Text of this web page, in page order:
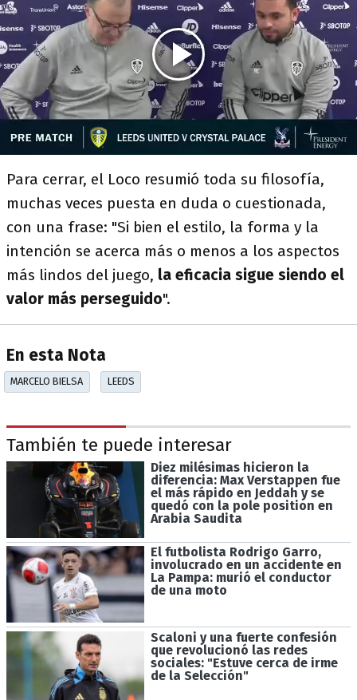
Para cerrar, el Loco resumió toda su filosofía,
muchas veces puesta en duda o cuestionada,
con una frase: "Si bien el estilo, la forma y la
intención se acerca más o menos a los aspectos
más lindos del juego, la eficacia sigue siendo el
valor más perseguido".
En esta Nota
MARCELO BIELSA LEEDS
También te puede interesar
Diez milésimas hicieron la
diferencia: Max Verstappen fue
el más rápido en Jeddah y se
quedó con la pole position en
Arabia Saudita
El futbolista Rodrigo Garro,
involucrado en un accidente en
La Pampa: murió el conductor
de una moto
Scaloni y una fuerte confesión
que revolucionó las redes
sociales: "Estuve cerca de irme
de la Selección"